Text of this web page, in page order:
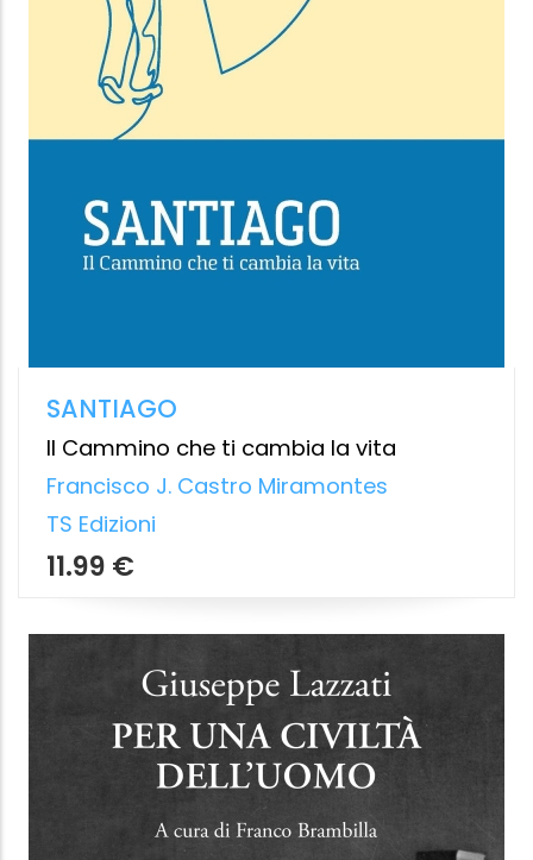
L'ULTIMO CONCLAVE
La sorpresa finale di Francesco: l’elezione
di papa Leone XIV
Gerard O’Connell
17.99 €